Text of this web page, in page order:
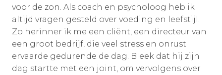
voor de zon. Als coach en psycholoog heb ik
altijd vragen gesteld over voeding en leefstijl.
Zo herinner ik me een cliënt, een directeur van
een groot bedrijf, die veel stress en onrust
ervaarde gedurende de dag. Bleek dat hij zijn
dag startte met een joint, om vervolgens over